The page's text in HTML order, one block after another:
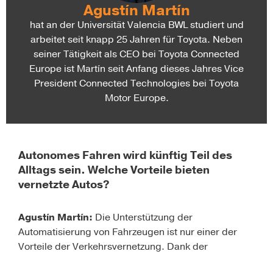
Agustín Martín
hat an der Universität Valencia BWL studiert und
arbeitet seit knapp 25 Jahren für Toyota. Neben
seiner Tätigkeit als CEO bei Toyota Connected
Europe ist Martín seit Anfang dieses Jahres Vice
President Connected Technologies bei Toyota
Motor Europe.
Autonomes Fahren wird künftig Teil des
Alltags sein. Welche Vorteile bieten
vernetzte Autos?
Agustín Martín: Die Unterstützung der
Automatisierung von Fahrzeugen ist nur einer der
Vorteile der Verkehrsvernetzung. Dank der